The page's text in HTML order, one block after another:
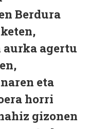
Berdura
aurka agertu
eta
horri
gizonen